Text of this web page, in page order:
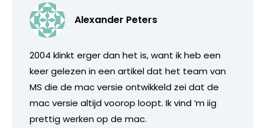
Alexander Peters
2004 klinkt erger dan het is, want ik heb een
keer gelezen in een artikel dat het team van
MS die de mac versie ontwikkeld zei dat de
mac versie altijd voorop loopt. Ik vind ‘m iig
prettig werken op de mac.